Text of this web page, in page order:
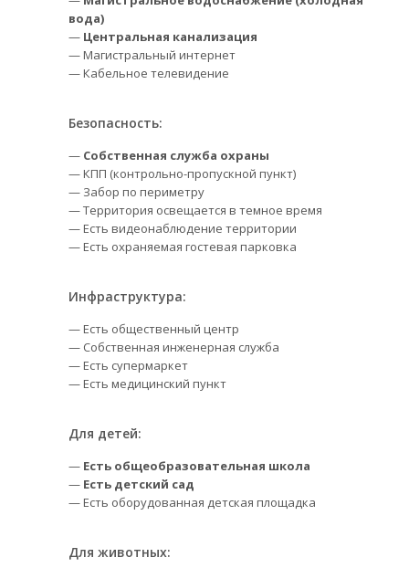
вода)
— Центральная канализация
— Магистральный интернет
— Кабельное телевидение
Безопасность:
— Собственная служба охраны
— КПП (контрольно-пропускной пункт)
— Забор по периметру
— Территория освещается в темное время
— Есть видеонаблюдение территории
— Есть охраняемая гостевая парковка
Инфраструктура:
— Есть общественный центр
— Собственная инженерная служба
— Есть супермаркет
— Есть медицинский пункт
Для детей:
— Есть общеобразовательная школа
— Есть детский сад
— Есть оборудованная детская площадка
Для животных: